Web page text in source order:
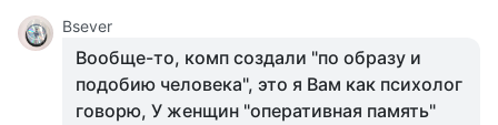
Bsever
Вообще-то, комп создали "по образу и
подобию человека", это я Вам как психолог
говорю, У женщин "оперативная память"